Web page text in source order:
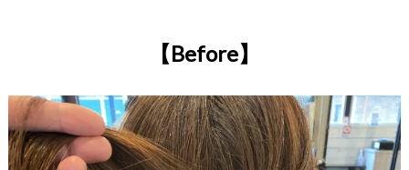
【Before】